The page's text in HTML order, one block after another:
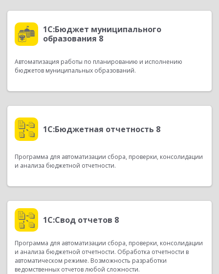
1С:Бюджет муниципального
образования 8
Автоматизация работы по планированию и исполнению
бюджетов муниципальных образований.
1С:Бюджетная отчетность 8
Программа для автоматизации сбора, проверки, консолидации
и анализа бюджетной отчетности.
1С:Свод отчетов 8
Программа для автоматизации сбора, проверки, консолидации
и анализа бюджетной отчетности. Обработка отчетности в
автоматическом режиме. Возможность разработки
ведомственных отчетов любой сложности.